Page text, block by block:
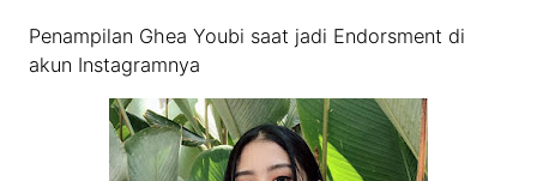
Penampilan Ghea Youbi saat jadi Endorsment di
akun Instagramnya